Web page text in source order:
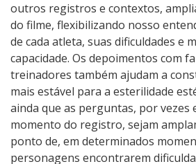
outros registros e contextos,
do filme, flexibilizando nosso
de cada atleta, suas dificuldades e
capacidade. Os depoimentos com
treinadores também ajudam a
mais estável para a esterilidade
ainda que as perguntas, por vezes
momento do registro, sejam
ponto de, em determinados
personagens encontrarem